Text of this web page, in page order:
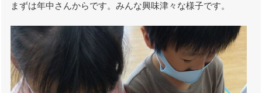
まずは年中さんからです。みんな興味津々な様子です。